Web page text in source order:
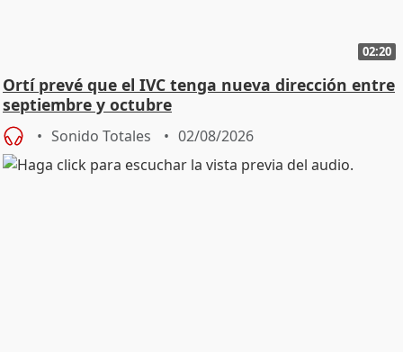
02:20
Ortí prevé que el IVC tenga nueva dirección entre
septiembre y octubre
Sonido Totales 02/08/2026